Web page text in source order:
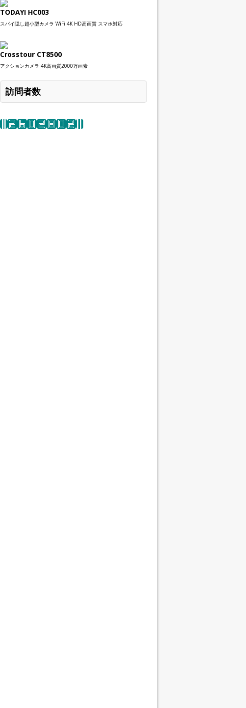
TODAYI HC003
スパイ隠し超小型カメラ WiFi 4K HD高画質 スマホ対応
Crosstour CT8500
アクションカメラ 4K高画質2000万画素
訪問者数